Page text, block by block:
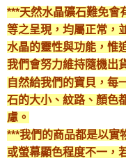
***天然水晶礦石難免會
等之呈現，均屬正常，
水晶的靈性與功能，惟
我們會努力維持隨機出
自然給我們的寶貝，每
石的大小、紋路、顏色
慮。
***我們的商品都是以實
或螢幕顯色程度不一，